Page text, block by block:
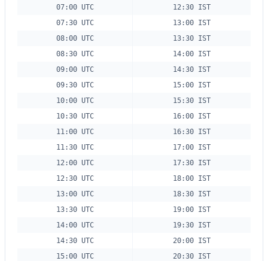
07:00 UTC
12:30 IST
07:30 UTC
13:00 IST
08:00 UTC
13:30 IST
08:30 UTC
14:00 IST
09:00 UTC
14:30 IST
09:30 UTC
15:00 IST
10:00 UTC
15:30 IST
10:30 UTC
16:00 IST
11:00 UTC
16:30 IST
11:30 UTC
17:00 IST
12:00 UTC
17:30 IST
12:30 UTC
18:00 IST
13:00 UTC
18:30 IST
13:30 UTC
19:00 IST
14:00 UTC
19:30 IST
14:30 UTC
20:00 IST
15:00 UTC
20:30 IST